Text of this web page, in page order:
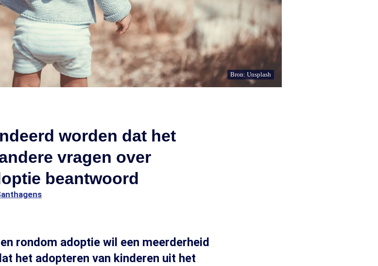
Bron: Unsplash
worden dat het
vragen over
beantwoord
rondom adoptie wil een meerderheid
het adopteren van kinderen uit het